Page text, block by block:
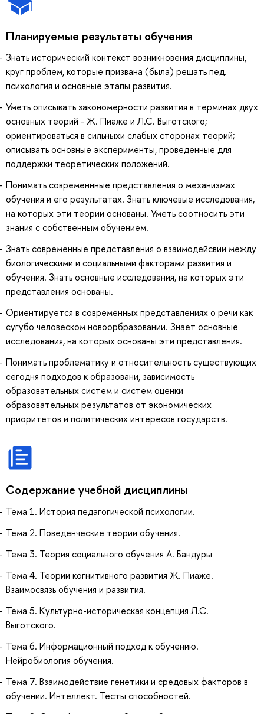
Планируемые результаты обучения
Знать исторический контекст возникновения дисциплины,
круг проблем, которые призвана (была) решать пед.
психология и основные этапы развития.
Уметь описывать закономерности развития в терминах двух
основных теорий - Ж. Пиаже и Л.С. Выготского;
ориентироваться в сильныхи слабых сторонах теорий;
описывать основные эксперименты, проведенные для
поддержки теоретических положений.
Понимать современнные представления о механизмах
обучения и его результатах. Знать ключевые исследования,
на которых эти теории основаны. Уметь соотносить эти
знания с собственным обучением.
Знать современные представления о взаимодейсвии между
биологическими и социальными факторами развития и
обучения. Знать основные исследования, на которых эти
представления основаны.
Ориентируется в современных представлениях о речи как
сугубо человеском новоорбразовании. Знает основные
исследования, на которых основаны эти представления.
Понимать проблематику и относительность существующих
сегодня подходов к образовани, зависимость
образовательных систем и систем оценки
образовательных результатов от экономических
приоритетов и политических интересов государств.
Содержание учебной дисциплины
Тема 1. История педагогической психологии.
Тема 2. Поведенческие теории обучения.
Тема 3. Теория социального обучения А. Бандуры
Тема 4. Теории когнитивного развития Ж. Пиаже.
Взаимосвязь обучения и развития.
Тема 5. Культурно-историческая концепция Л.С.
Выготского.
Тема 6. Информационный подход к обучению.
Нейробиология обучения.
Тема 7. Взаимодействие генетики и средовых факторов в
обучении. Интеллект. Тесты способностей.